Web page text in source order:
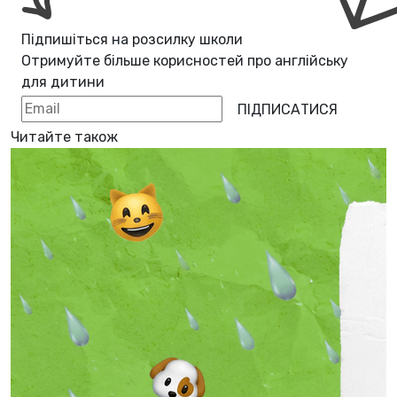
Підпишіться на розсилку школи
Отримуйте більше корисностей про англійську
для дитини
ПІДПИСАТИСЯ
Читайте також